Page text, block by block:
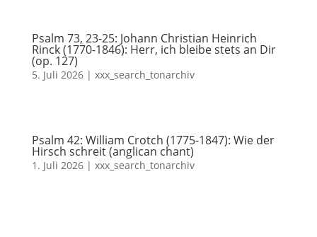
Psalm 73, 23-25: Johann Christian Heinrich
Rinck (1770-1846): Herr, ich bleibe stets an Dir
(op. 127)
5. Juli 2026| xxx_search_tonarchiv
Psalm 42: William Crotch (1775-1847): Wie der
Hirsch schreit (anglican chant)
1. Juli 2026| xxx_search_tonarchiv